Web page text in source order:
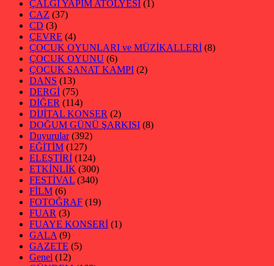
ÇALGI YAPIM ATÖLYESİ (1)
CAZ (37)
CD (3)
ÇEVRE (4)
ÇOCUK OYUNLARI ve MÜZİKALLERİ (8)
ÇOCUK OYUNU (6)
ÇOCUK SANAT KAMPI (2)
DANS (13)
DERGİ (75)
DİĞER (114)
DİJİTAL KONSER (2)
DOĞUM GÜNÜ ŞARKISI (8)
Duyurular(392)
EĞİTİM (127)
ELEŞTİRİ (124)
ETKİNLİK (300)
FESTİVAL (340)
FİLM (6)
FOTOĞRAF (19)
FUAR (3)
FUAYE KONSERİ (1)
GALA (9)
GAZETE (5)
Genel (12)